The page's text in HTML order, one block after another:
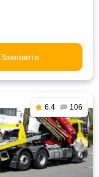
Замовити
6.4 106